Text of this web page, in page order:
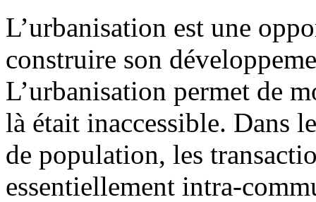
L’urbanisation est une
construire son
L’urbanisation permet de
là était inaccessible. Dans
de population, les
essentiellement intra-